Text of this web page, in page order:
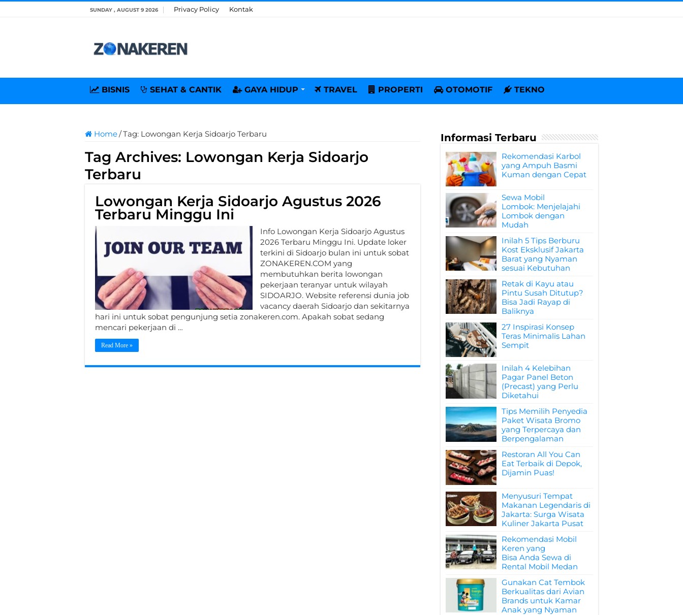
SUNDAY , AUGUST 9 2026 Privacy Policy Kontak
BISNIS SEHAT & CANTIK GAYA HIDUP TRAVEL PROPERTI OTOMOTIF TEKNO
Home/Tag: Lowongan Kerja Sidoarjo Terbaru
Tag Archives: Lowongan Kerja Sidoarjo
Terbaru
Lowongan Kerja Sidoarjo Agustus 2026
Terbaru Minggu Ini
Info Lowongan Kerja Sidoarjo Agustus
2026 Terbaru Minggu Ini. Update loker
terkini di Sidoarjo bulan ini untuk sobat
ZONAKEREN.COM yang
membutuhkan berita lowongan
pekerjaan teranyar untuk wilayah
SIDOARJO. Website referensi dunia job
vacancy daerah Sidoarjo dan sekitarnya
hari ini untuk sobat pengunjung setia zonakeren.com. Apakah sobat sedang
mencari pekerjaan di …
Read More »
Informasi Terbaru
Rekomendasi Karbol
yang Ampuh Basmi
Kuman dengan Cepat
Sewa Mobil
Lombok: Menjelajahi
Lombok dengan
Mudah
Inilah 5 Tips Berburu
Kost Eksklusif Jakarta
Barat yang Nyaman
sesuai Kebutuhan
Retak di Kayu atau
Pintu Susah Ditutup?
Bisa Jadi Rayap di
Baliknya
27 Inspirasi Konsep
Teras Minimalis Lahan
Sempit
Inilah 4 Kelebihan
Pagar Panel Beton
(Precast) yang Perlu
Diketahui
Tips Memilih Penyedia
Paket Wisata Bromo
yang Terpercaya dan
Berpengalaman
Restoran All You Can
Eat Terbaik di Depok,
Dijamin Puas!
Menyusuri Tempat
Makanan Legendaris di
Jakarta: Surga Wisata
Kuliner Jakarta Pusat
Rekomendasi Mobil
Keren yang
Bisa Anda Sewa di
Rental Mobil Medan
Gunakan Cat Tembok
Berkualitas dari Avian
Brands untuk Kamar
Anak yang Nyaman